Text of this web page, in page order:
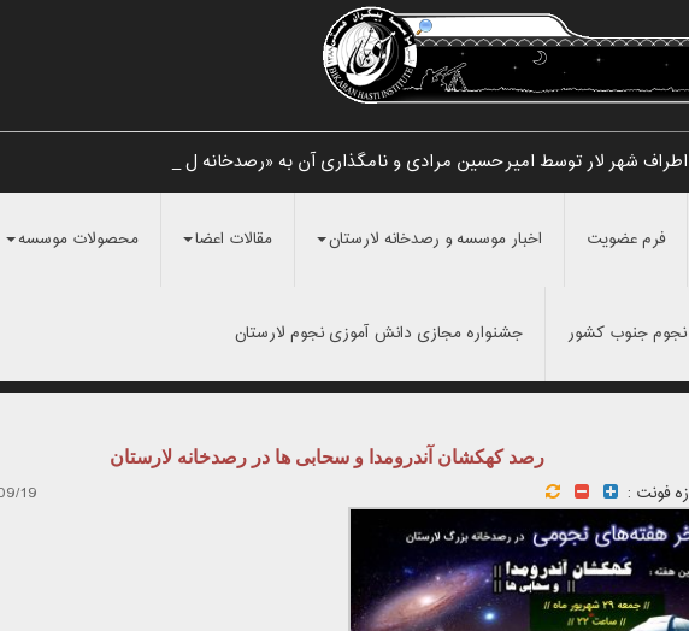
شهر لار توسط امیرحسین مرادی و نامگذاری آن به «رصدخانه لار _
فرم عضویت اخبار موسسه و رصدخانه لارستان مقالات اعضا محصولات موسسه
نجوم جنوب کشور جشنواره مجازی دانش آموزی نجوم لارستان
رصد کهکشان آندرومدا و سحابی ها در رصدخانه لارستان
فونت : 19